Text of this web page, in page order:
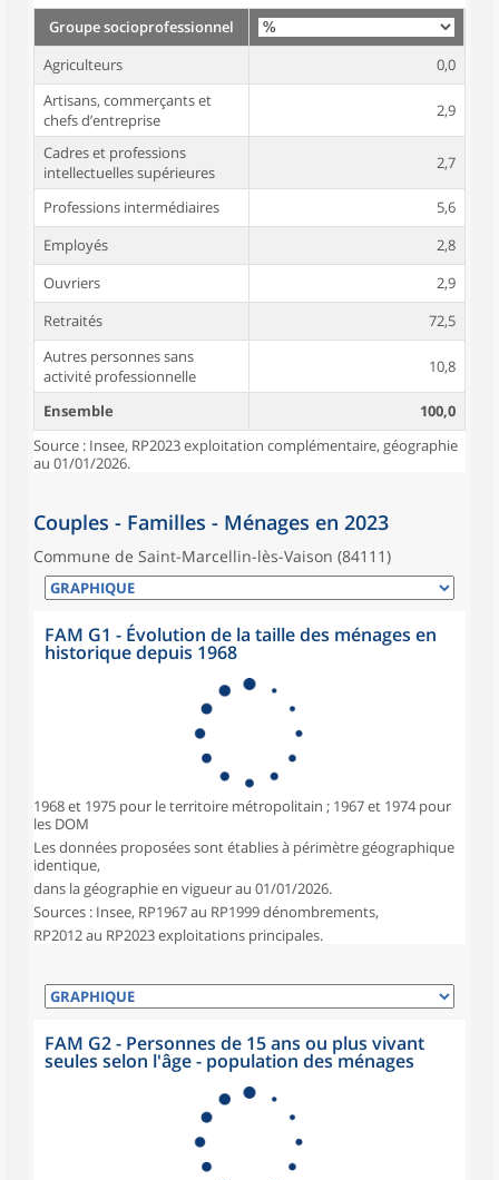
Groupe socioprofessionnel
Agriculteurs
0,0
Artisans, commerçants et
chefs d’entreprise
2,9
Cadres et professions
intellectuelles supérieures
2,7
Professions intermédiaires
5,6
Employés
2,8
Ouvriers
2,9
Retraités
72,5
Autres personnes sans
activité professionnelle
10,8
Ensemble
100,0
Source : Insee, RP2023 exploitation complémentaire, géographie
au 01/01/2026.
Couples - Familles - Ménages en 2023
Commune de Saint-Marcellin-lès-Vaison (84111)
FAM G1 - Évolution de la taille des ménages en
historique depuis 1968
1968 et 1975 pour le territoire métropolitain ; 1967 et 1974 pour
les DOM
Les données proposées sont établies à périmètre géographique
identique,
dans la géographie en vigueur au 01/01/2026.
Sources : Insee, RP1967 au RP1999 dénombrements,
RP2012 au RP2023 exploitations principales.
FAM G2 - Personnes de 15 ans ou plus vivant
seules selon l'âge - population des ménages